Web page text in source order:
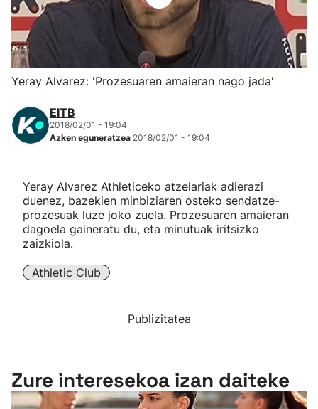
Herri-kirolak
Eskubaloia
Atletismoa
Mendi-lasterketak
Kirol gehiago
Yeray Alvarez: 'Prozesuaren amaieran nago jada'
EITB
2018/02/01 - 19:04
Azken eguneratzea 2018/02/01 - 19:04
Yeray Alvarez Athleticeko atzelariak adierazi
duenez, bazekien minbiziaren osteko sendatze-
prozesuak luze joko zuela. Prozesuaren amaieran
dagoela gaineratu du, eta minutuak iritsizko
zaizkiola.
Athletic Club
Publizitatea
Zure interesekoa izan daiteke